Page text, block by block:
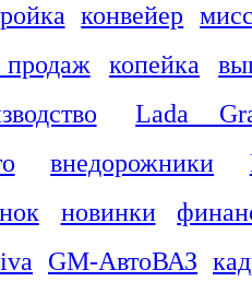
конвейер
продаж копейка
Lada
внедорожники
новинки
GM-АвтоВАЗ